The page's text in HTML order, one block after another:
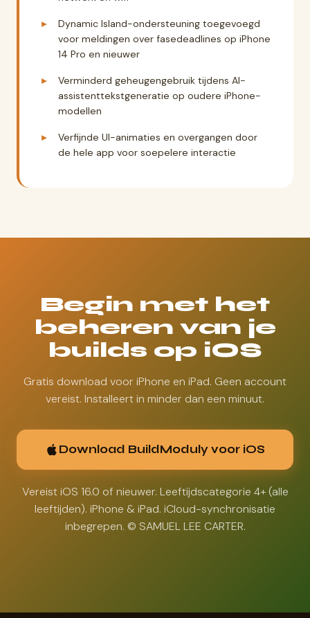
Dynamic Island-ondersteuning toegevoegd
voor meldingen over fasedeadlines op iPhone
14 Pro en nieuwer
Verminderd geheugengebruik tijdens AI-
assistenttekstgeneratie op oudere iPhone-
modellen
Verfijnde UI-animaties en overgangen door
de hele app voor soepelere interactie
Begin met het
beheren van je
builds op iOS
Gratis download voor iPhone en iPad. Geen account
vereist. Installeert in minder dan een minuut.
Download BuildModuly voor iOS
Vereist iOS 16.0 of nieuwer. Leeftijdscategorie 4+ (alle
leeftijden). iPhone & iPad. iCloud-synchronisatie
inbegrepen. © SAMUEL LEE CARTER.